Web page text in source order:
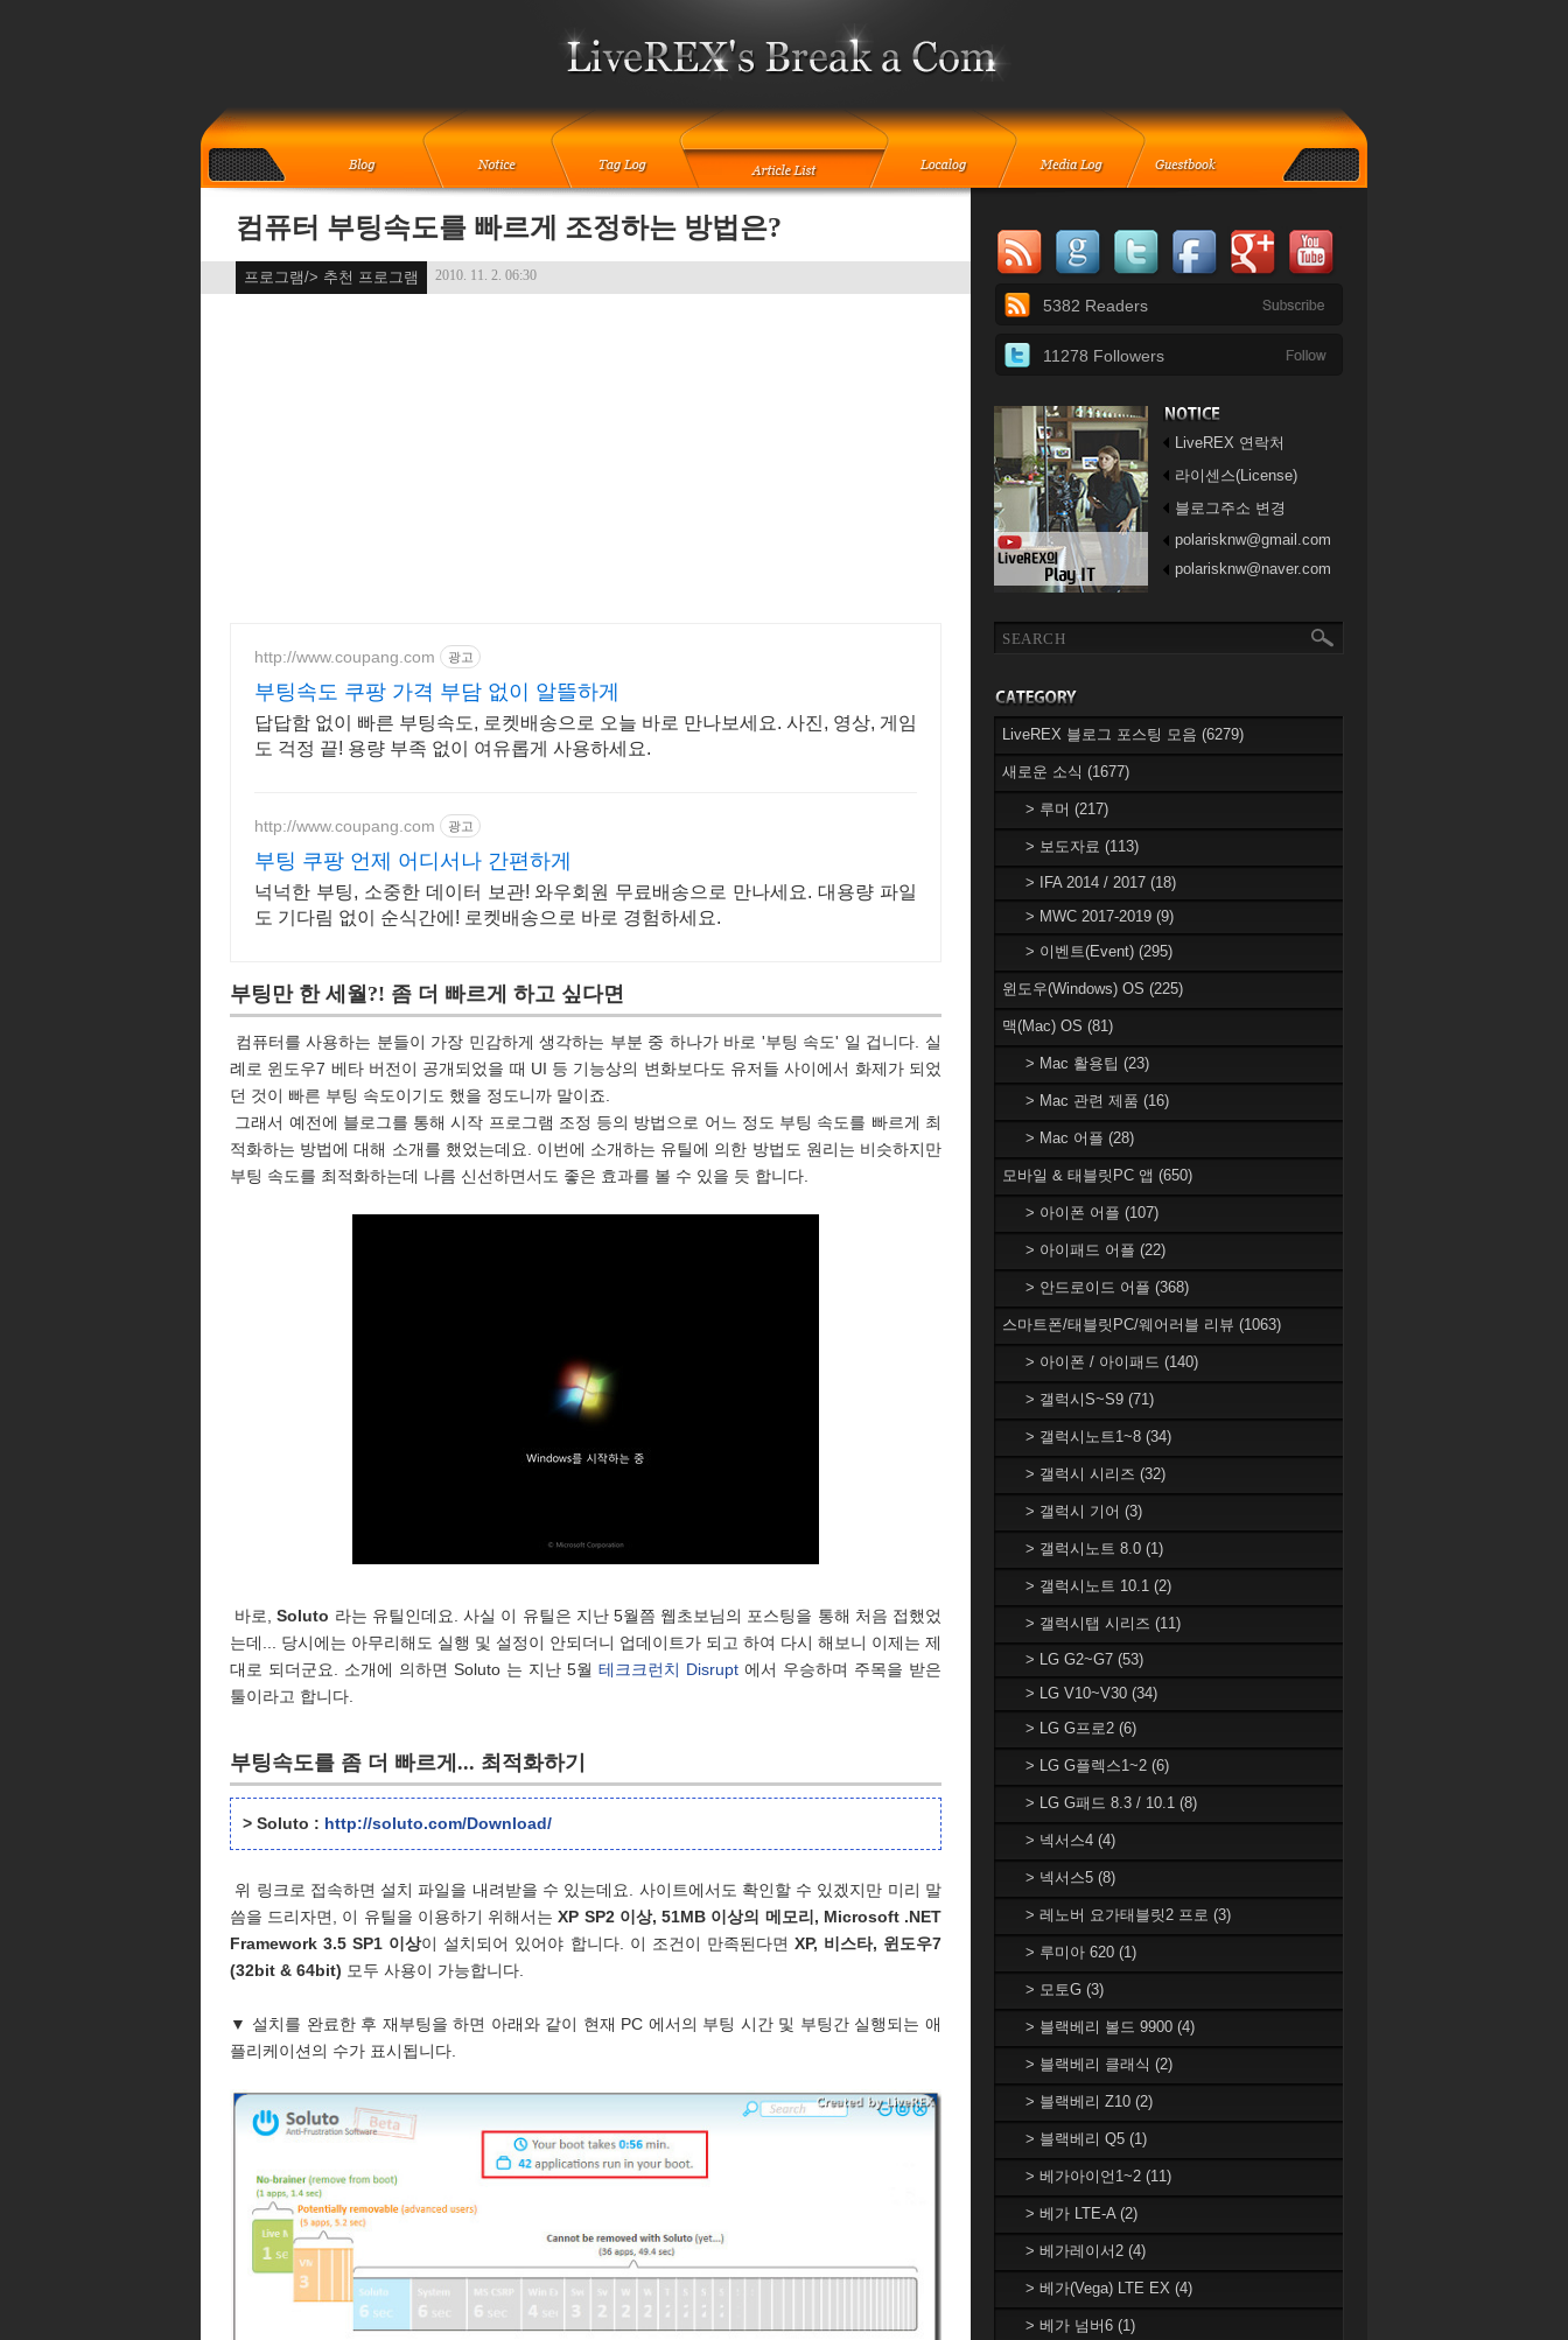
컴퓨터 부팅속도를 빠르게 조정하는 방법은?
프로그램/> 추천 프로그램 2010. 11. 2. 06:30
http://www.coupang.com 광고
부팅속도 쿠팡 가격 부담 없이 알뜰하게
답답함 없이 빠른 부팅속도, 로켓배송으로 오늘 바로 만나보세요. 사진, 영상, 게임
도 걱정 끝! 용량 부족 없이 여유롭게 사용하세요.
http://www.coupang.com 광고
부팅 쿠팡 언제 어디서나 간편하게
넉넉한 부팅, 소중한 데이터 보관! 와우회원 무료배송으로 만나세요. 대용량 파일
도 기다림 없이 순식간에! 로켓배송으로 바로 경험하세요.
부팅만 한 세월?! 좀 더 빠르게 하고 싶다면
컴퓨터를 사용하는 분들이 가장 민감하게 생각하는 부분 중 하나가 바로 '부팅 속도' 일 겁니다. 실
례로 윈도우7 베타 버전이 공개되었을 때 UI 등 기능상의 변화보다도 유저들 사이에서 화제가 되었
던 것이 빠른 부팅 속도이기도 했을 정도니까 말이죠.
그래서 예전에 블로그를 통해 시작 프로그램 조정 등의 방법으로 어느 정도 부팅 속도를 빠르게 최
적화하는 방법에 대해 소개를 했었는데요. 이번에 소개하는 유틸에 의한 방법도 원리는 비슷하지만
부팅 속도를 최적화하는데 나름 신선하면서도 좋은 효과를 볼 수 있을 듯 합니다.
바로,Soluto 라는 유틸인데요. 사실 이 유틸은 지난 5월쯤 웹초보님의 포스팅을 통해 처음 접했었
는데... 당시에는 아무리해도 실행 및 설정이 안되더니 업데이트가 되고 하여 다시 해보니 이제는 제
대로 되더군요. 소개에 의하면 Soluto 는 지난 5월 테크크런치 Disrupt 에서 우승하며 주목을 받은
툴이라고 합니다.
부팅속도를 좀 더 빠르게... 최적화하기
> Soluto : http://soluto.com/Download/
위 링크로 접속하면 설치 파일을 내려받을 수 있는데요. 사이트에서도 확인할 수 있겠지만 미리 말
씀을 드리자면, 이 유틸을 이용하기 위해서는XP SP2 이상, 51MB 이상의 메모리, Microsoft .NET
Framework 3.5 SP1 이상이 설치되어 있어야 합니다. 이 조건이 만족된다면 XP, 비스타, 윈도우7
(32bit & 64bit) 모두 사용이 가능합니다.
▼ 설치를 완료한 후 재부팅을 하면 아래와 같이 현재 PC 에서의 부팅 시간 및 부팅간 실행되는 애
플리케이션의 수가 표시됩니다.
5382 Readers
11278 Followers
LiveREX 연락처
라이센스(License)
블로그주소 변경
polarisknw@gmail.com
polarisknw@naver.com
LiveREX 블로그 포스팅 모음 (6279)
새로운 소식 (1677)
> 루머 (217)
> 보도자료 (113)
> IFA 2014 / 2017 (18)
> MWC 2017-2019 (9)
> 이벤트(Event) (295)
윈도우(Windows) OS (225)
맥(Mac) OS (81)
> Mac 활용팁 (23)
> Mac 관련 제품 (16)
> Mac 어플 (28)
모바일 & 태블릿PC 앱 (650)
> 아이폰 어플 (107)
> 아이패드 어플 (22)
> 안드로이드 어플 (368)
스마트폰/태블릿PC/웨어러블 리뷰 (1063)
> 아이폰 / 아이패드 (140)
> 갤럭시S~S9 (71)
> 갤럭시노트1~8 (34)
> 갤럭시 시리즈 (32)
> 갤럭시 기어 (3)
> 갤럭시노트 8.0 (1)
> 갤럭시노트 10.1 (2)
> 갤럭시탭 시리즈 (11)
> LG G2~G7 (53)
> LG V10~V30 (34)
> LG G프로2 (6)
> LG G플렉스1~2 (6)
> LG G패드 8.3 / 10.1 (8)
> 넥서스4 (4)
> 넥서스5 (8)
> 레노버 요가태블릿2 프로 (3)
> 루미아 620 (1)
> 모토G (3)
> 블랙베리 볼드 9900 (4)
> 블랙베리 클래식 (2)
> 블랙베리 Z10 (2)
> 블랙베리 Q5 (1)
> 베가아이언1~2 (11)
> 베가 LTE-A (2)
> 베가레이서2 (4)
> 베가(Vega) LTE EX (4)
> 베가 넘버6 (1)